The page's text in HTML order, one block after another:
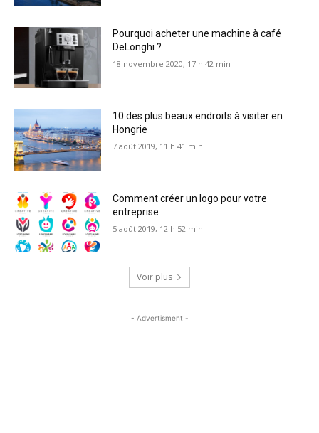
Pourquoi acheter une machine à café
DeLonghi ?
18 novembre 2020, 17 h 42 min
10 des plus beaux endroits à visiter en
Hongrie
7 août 2019, 11 h 41 min
Comment créer un logo pour votre
entreprise
5 août 2019, 12 h 52 min
Voir plus
- Advertisment -